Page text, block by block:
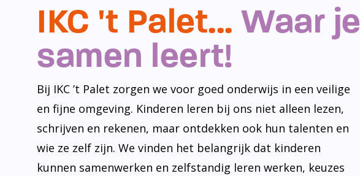
IKC 't Palet... Waar je
samen leert!
Bij IKC ’t Palet zorgen we voor goed onderwijs in een veilige
en fijne omgeving. Kinderen leren bij ons niet alleen lezen,
schrijven en rekenen, maar ontdekken ook hun talenten en
wie ze zelf zijn. We vinden het belangrijk dat kinderen
kunnen samenwerken en zelfstandig leren werken, keuzes